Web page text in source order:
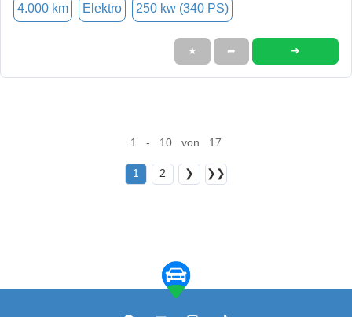
4.000 km Elektro 250 kw (340 PS)
★ ➦ ➜
1 - 10 von 17
1 2 ❯ ❯❯